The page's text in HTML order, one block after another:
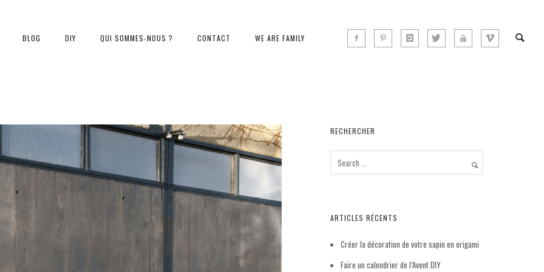
BLOG DIY QUI SOMMES-NOUS ? CONTACT WE ARE FAMILY
RECHERCHER
ARTICLES RÉCENTS
Créer la décoration de votre sapin en origami
Faire un calendrier de l’Avent DIY